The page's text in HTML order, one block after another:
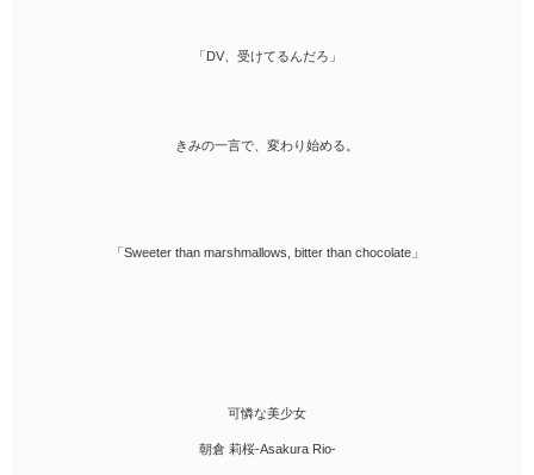
「DV、受けてるんだろ」
きみの一言で、変わり始める。
「Sweeter than marshmallows, bitter than chocolate」
可憐な美少女
朝倉 莉桜-Asakura Rio-